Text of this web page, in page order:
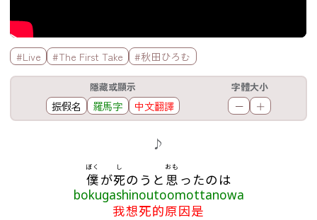
標籤欄
#Live #The First Take #秋田ひろむ
隱藏或顯示
振假名 羅馬字 中文翻譯
字體大小
－ ＋
♪
僕
ぼく
が死
し
のうと 思
おも
ったのは
bokugashinoutoomottanowa
我想死的原因是